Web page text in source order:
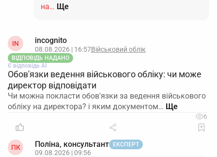
на… Ще
IN incognito
08.08.2026 | 16:57Військовий облік
ВІДПОВІДЬ НАДАНО
Є відповідь АІ
Обов'язки ведення військового обліку: чи може
директор відповідати
Чи можна покласти обов'язки за ведення військового
обліку на директора? і яким документом…
6
ПК Поліна, консультант ЕКСПЕРТ
09.08.2026 | 09:56